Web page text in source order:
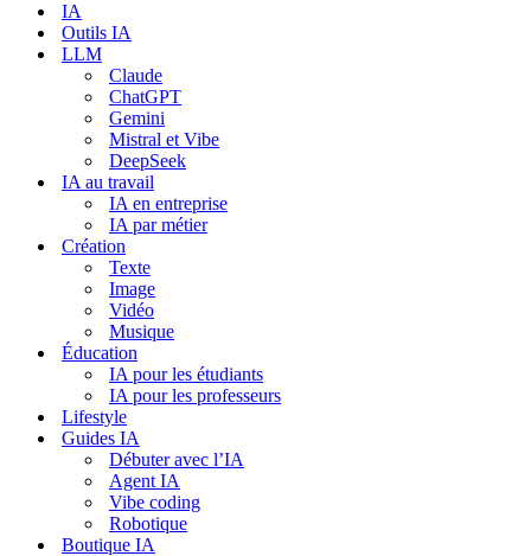
navigation
IA
Outils IA
LLM
Claude
ChatGPT
Gemini
Mistral et Vibe
DeepSeek
IA au travail
IA en entreprise
IA par métier
Création
Texte
Image
Vidéo
Musique
Éducation
IA pour les étudiants
IA pour les professeurs
Lifestyle
Guides IA
Débuter avec l’IA
Agent IA
Vibe coding
Robotique
Boutique IA